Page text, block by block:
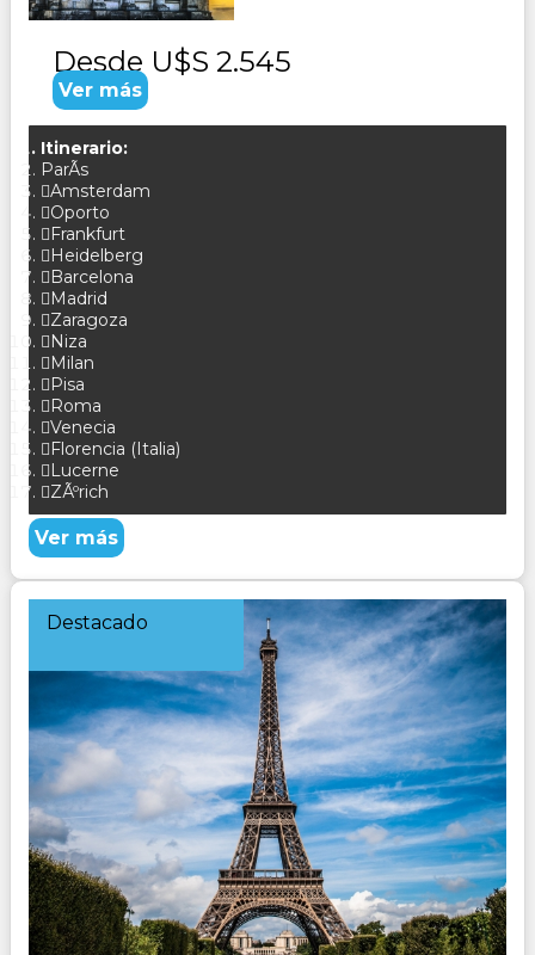
Desde U$S 2.545
Ver más
Itinerario:
ParÃ­s
Amsterdam
Oporto
Frankfurt
Heidelberg
Barcelona
Madrid
Zaragoza
Niza
Milan
Pisa
Roma
Venecia
Florencia (Italia)
Lucerne
ZÃºrich
Ver más
Destacado